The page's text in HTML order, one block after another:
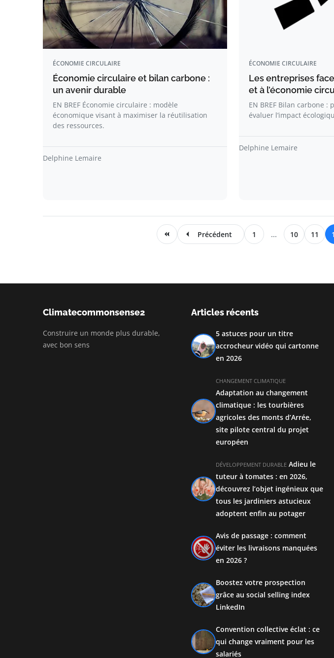
ÉCONOMIE CIRCULAIRE
Économie circulaire et bilan carbone :
un avenir durable
EN BREF Économie circulaire : modèle
économique visant à maximiser la réutilisation
des ressources.
Delphine Lemaire
ÉCONOMIE CIRCULAIRE
Les entreprises
et à l’économie
EN BREF Bilan carbone
évaluer l’impact
Delphine Lemaire
Précédent 1 ... 10 11
Climatecommonsense2
Construire un monde plus durable,
avec bon sens
Articles récents
5 astuces pour un titre
accrocheur vidéo qui cartonne
en 2026
CHANGEMENT CLIMATIQUE
Adaptation au changement
climatique : les tourbières
agricoles des monts d’Arrée,
site pilote central du projet
européen
DÉVELOPPEMENT DURABLE Adieu le
tuteur à tomates : en 2026,
découvrez l’objet ingénieux que
tous les jardiniers astucieux
adoptent enfin au potager
Avis de passage : comment
éviter les livraisons manquées
en 2026 ?
Boostez votre prospection
grâce au social selling index
LinkedIn
Convention collective éclat : ce
qui change vraiment pour les
salariés